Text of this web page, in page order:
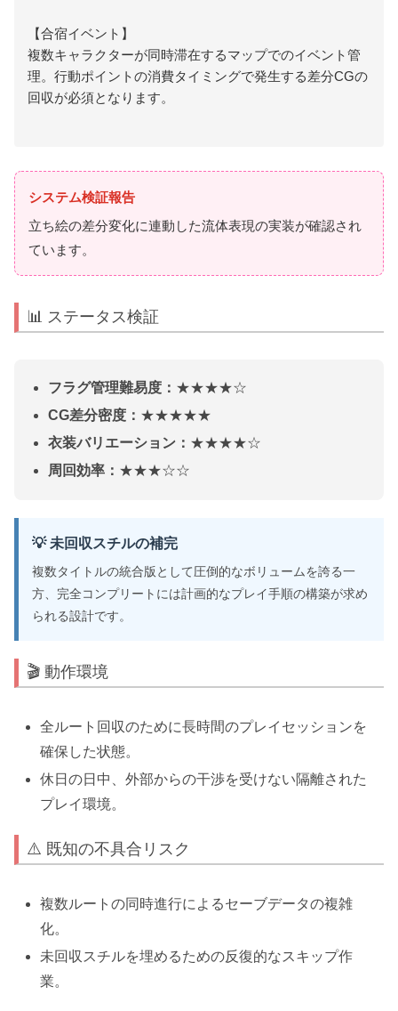
【合宿イベント】
複数キャラクターが同時滞在するマップでのイベント管
理。行動ポイントの消費タイミングで発生する差分CGの
回収が必須となります。
システム検証報告
立ち絵の差分変化に連動した流体表現の実装が確認され
ています。
📊 ステータス検証
フラグ管理難易度： ★★★★☆
CG差分密度： ★★★★★
衣装バリエーション： ★★★★☆
周回効率： ★★★☆☆
💡 未回収スチルの補完
複数タイトルの統合版として圧倒的なボリュームを誇る一
方、完全コンプリートには計画的なプレイ手順の構築が求め
られる設計です。
🎬 動作環境
全ルート回収のために長時間のプレイセッションを
確保した状態。
休日の日中、外部からの干渉を受けない隔離された
プレイ環境。
⚠️ 既知の不具合リスク
複数ルートの同時進行によるセーブデータの複雑
化。
未回収スチルを埋めるための反復的なスキップ作
業。